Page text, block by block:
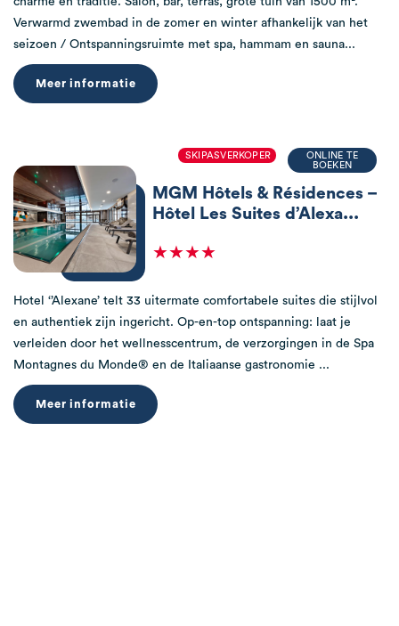
Verwarmd zwembad in de zomer en winter afhankelijk van het
seizoen / Ontspanningsruimte met spa, hammam en sauna...
Meer informatie
MGM Hôtels & Résidences –
Hôtel Les Suites d’Alexa...
ONLINE TE
BOEKEN
SKIPASVERKOPER
★★★★
Hotel ‘’Alexane’ telt 33 uitermate comfortabele suites die stijlvol
en authentiek zijn ingericht. Op-en-top ontspanning: laat je
verleiden door het wellnesscentrum, de verzorgingen in de Spa
Montagnes du Monde® en de Italiaanse gastronomie ...
Meer informatie